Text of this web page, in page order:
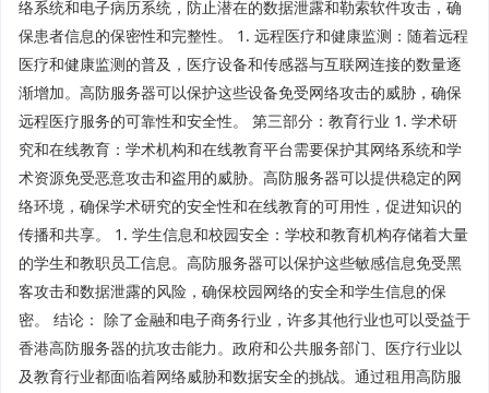
络系统和电子病历系统，防止潜在的数据泄露和勒索软件攻击，确
保患者信息的保密性和完整性。 1. 远程医疗和健康监测：随着远程
医疗和健康监测的普及，医疗设备和传感器与互联网连接的数量逐
渐增加。高防服务器可以保护这些设备免受网络攻击的威胁，确保
远程医疗服务的可靠性和安全性。 第三部分：教育行业 1. 学术研
究和在线教育：学术机构和在线教育平台需要保护其网络系统和学
术资源免受恶意攻击和盗用的威胁。高防服务器可以提供稳定的网
络环境，确保学术研究的安全性和在线教育的可用性，促进知识的
传播和共享。 1. 学生信息和校园安全：学校和教育机构存储着大量
的学生和教职员工信息。高防服务器可以保护这些敏感信息免受黑
客攻击和数据泄露的风险，确保校园网络的安全和学生信息的保
密。 结论： 除了金融和电子商务行业，许多其他行业也可以受益于
香港高防服务器的抗攻击能力。政府和公共服务部门、医疗行业以
及教育行业都面临着网络威胁和数据安全的挑战。通过租用高防服